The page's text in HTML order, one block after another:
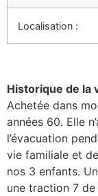
Localisation :
Historique de la
Achetée dans
années 60. Elle
l’évacuation
vie familiale et
nos 3 enfants.
une traction 7